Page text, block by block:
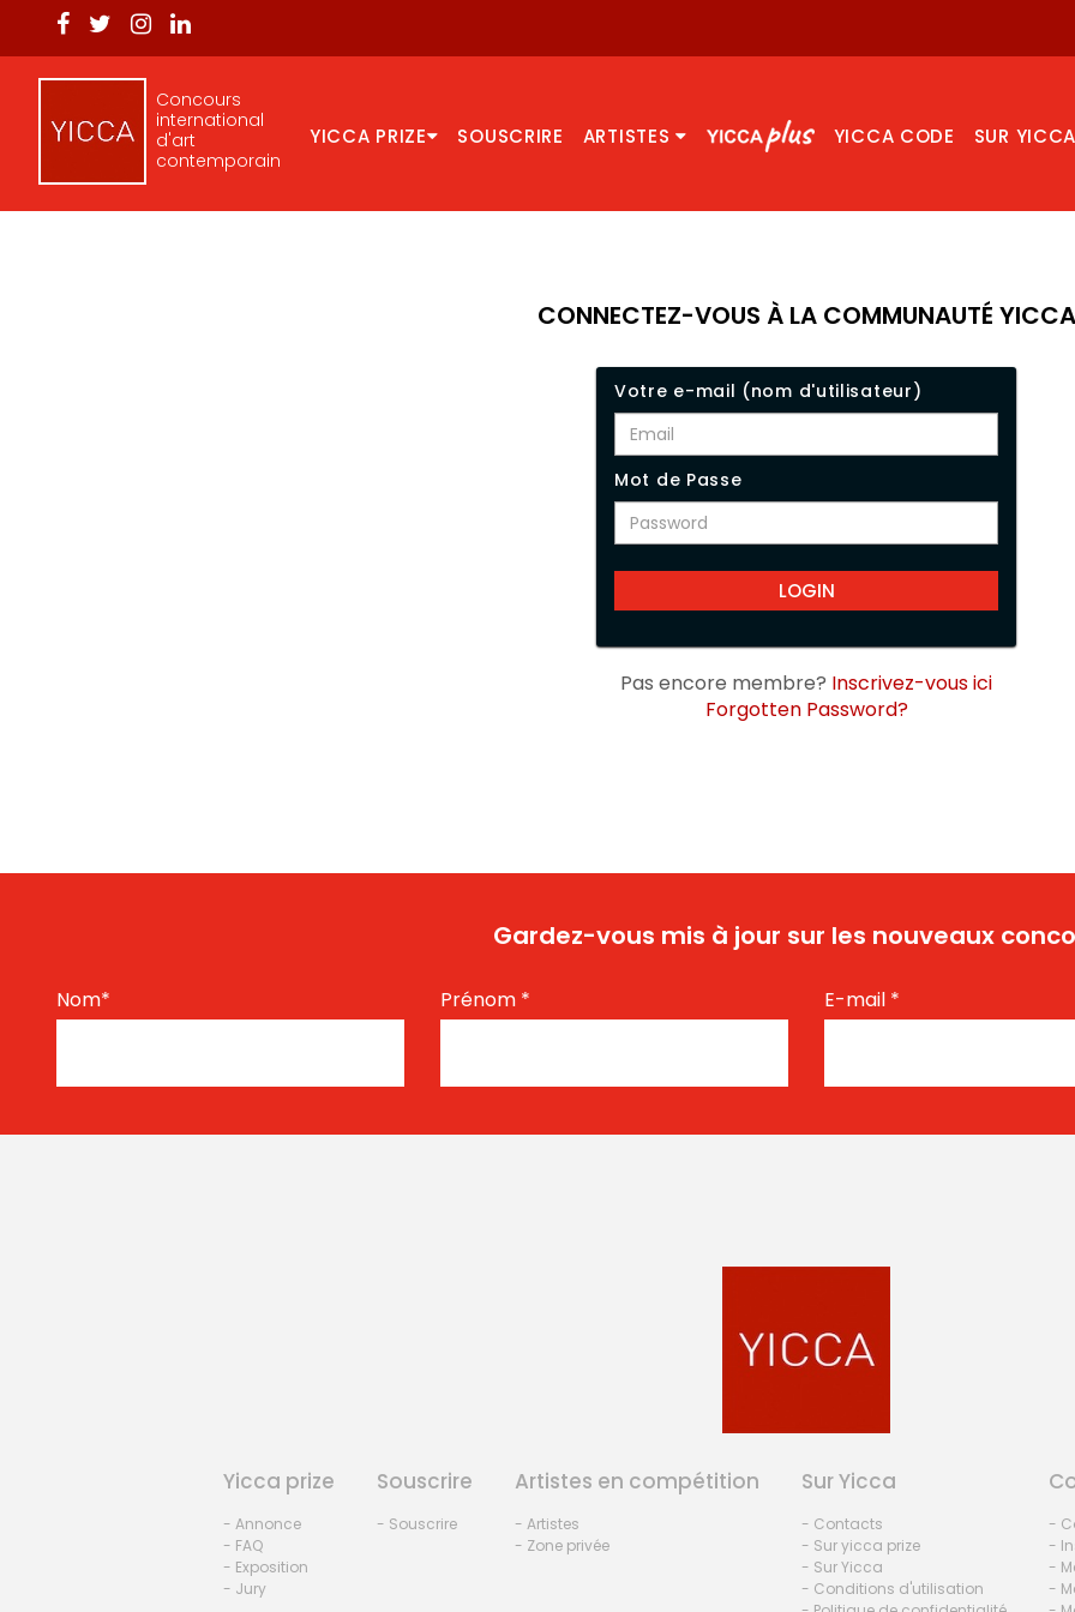
Concours
international
d'art
contemporain
YICCA PRIZE SOUSCRIRE ARTISTES YICCA CODE SUR
CONNECTEZ-VOUS À LA COMMUNAUTÉ YICCA
Votre e-mail (nom d'utilisateur)
Mot de Passe
Pas encore membre? Inscrivez-vous ici
Forgotten Password?
Gardez-vous mis à jour sur les nouveaux
Nom* Prénom * E-mail *
Yicca prize
- Annonce
- FAQ
- Exposition
- Jury
Souscrire
- Souscrire
Artistes en compétition
- Artistes
- Zone privée
Sur Yicca
- Contacts
- Sur yicca prize
- Sur Yicca
- Conditions d'utilisation
-
-
-
-